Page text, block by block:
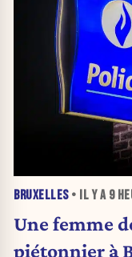
BRUXELLES• IL Y A 9
Une femme
piétonnier à